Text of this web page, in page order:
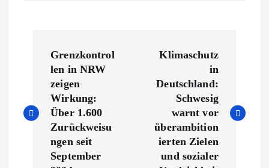
i
Grenzkontrol
len in NRW
zeigen
Wirkung:
Über 1.600
Zurückweisu
ngen seit
September
Klimaschutz
in
Deutschland:
Schwesig
warnt vor
überambition
ierten Zielen
und sozialer